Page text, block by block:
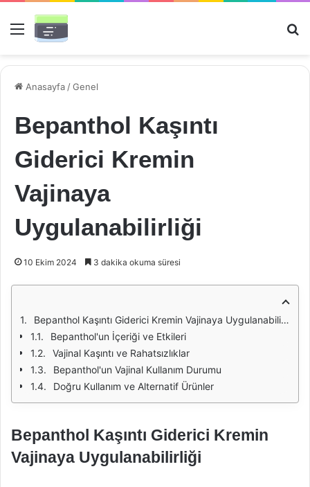
Menü
Anasayfa /Genel
Bepanthol Kaşıntı
Giderici Kremin
Vajinaya
Uygulanabilirliği
10 Ekim 2024 3 dakika okuma süresi
Bepanthol Kaşıntı Giderici Kremin Vajinaya Uygulanabilirliği
Bepanthol'un İçeriği ve Etkileri
Vajinal Kaşıntı ve Rahatsızlıklar
Bepanthol'un Vajinal Kullanım Durumu
Doğru Kullanım ve Alternatif Ürünler
Bepanthol Kaşıntı Giderici Kremin
Vajinaya Uygulanabilirliği